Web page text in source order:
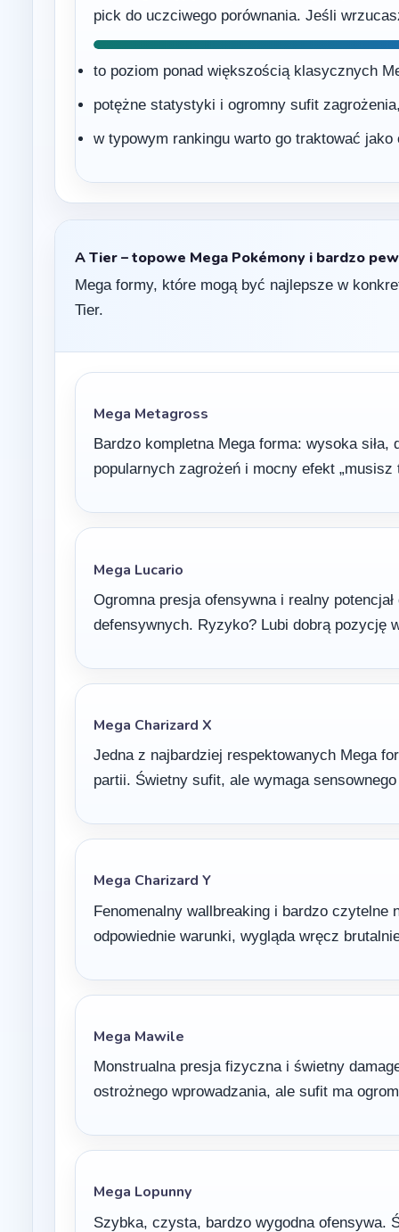
pick do uczciwego porównania. Jeśli
to poziom ponad większością klasycznych
potężne statystyki i ogromny sufit
w typowym rankingu warto go traktować jako
A Tier – topowe Mega Pokémony i bardzo
Mega formy, które mogą być najlepsze w
Tier.
Mega Metagross
Bardzo kompletna Mega forma: wysoka
popularnych zagrożeń i mocny efekt „musisz
Mega Lucario
Ogromna presja ofensywna i realny
defensywnych. Ryzyko? Lubi dobrą pozycję
Mega Charizard X
Jedna z najbardziej respektowanych Mega
partii. Świetny sufit, ale wymaga
Mega Charizard Y
Fenomenalny wallbreaking i bardzo
odpowiednie warunki, wygląda wręcz
Mega Mawile
Monstrualna presja fizyczna i świetny
ostrożnego wprowadzania, ale sufit ma
Mega Lopunny
Szybka, czysta, bardzo wygodna ofensywa.